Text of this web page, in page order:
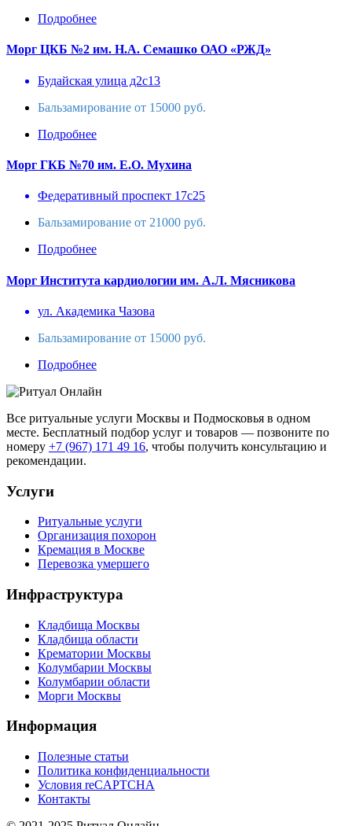
Подробнее
Морг ЦКБ №2 им. Н.А. Семашко ОАО «РЖД»
Будайская улица д2с13
Бальзамирование от 15000 руб.
Подробнее
Морг ГКБ №70 им. Е.О. Мухина
Федеративный проспект 17с25
Бальзамирование от 21000 руб.
Подробнее
Морг Института кардиологии им. А.Л. Мясникова
ул. Академика Чазова
Бальзамирование от 15000 руб.
Подробнее
Все ритуальные услуги Москвы и Подмосковья в одном
месте. Бесплатный подбор услуг и товаров — позвоните по
номеру +7 (967) 171 49 16, чтобы получить консультацию и
рекомендации.
Услуги
Ритуальные услуги
Организация похорон
Кремация в Москве
Перевозка умершего
Инфраструктура
Кладбища Москвы
Кладбища области
Крематории Москвы
Колумбарии Москвы
Колумбарии области
Морги Москвы
Информация
Полезные статьи
Политика конфиденциальности
Условия reCAPTCHA
Контакты